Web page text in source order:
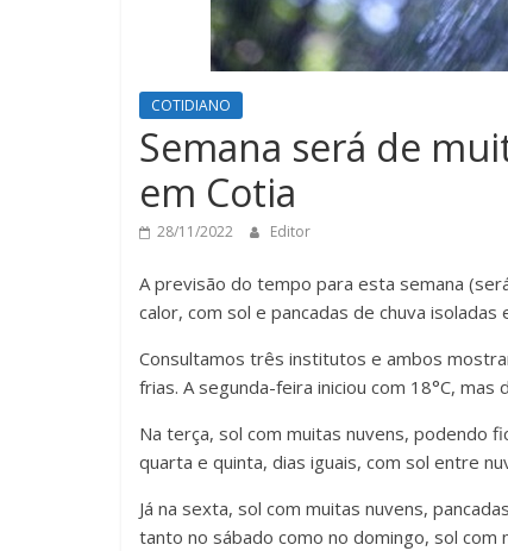
COTIDIANO
Semana será de
em Cotia
28/11/2022 Editor
A previsão do tempo para esta semana
calor, com sol e pancadas de chuva isoladas
Consultamos três institutos e ambos
frias. A segunda-feira iniciou com 18°C,
Na terça, sol com muitas nuvens, podendo
quarta e quinta, dias iguais, com sol entre
Já na sexta, sol com muitas nuvens,
tanto no sábado como no domingo, sol com